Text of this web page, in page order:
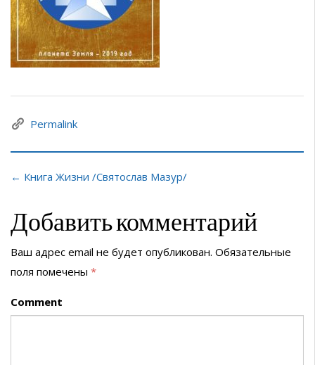
Permalink
← Книга Жизни /Святослав Мазур/
Добавить комментарий
Ваш адрес email не будет опубликован. Обязательные
поля помечены *
Comment